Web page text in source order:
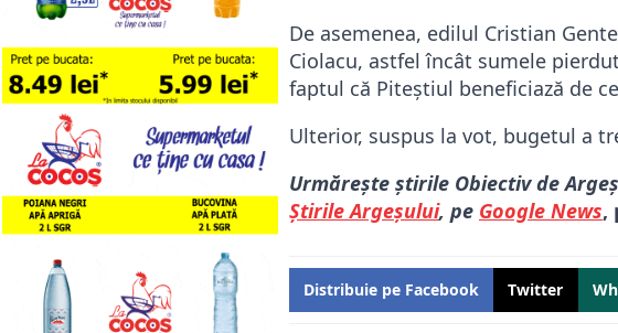
De asemenea, edilul Cristian
Ciolacu, astfel încât sumele
faptul că Piteștiul beneficiază de
Ulterior, suspus la vot, bugetul a
Urmărește știrile Obiectiv de
Știrile Argeșului, pe Google News,
Distribuie pe Facebook Twitter